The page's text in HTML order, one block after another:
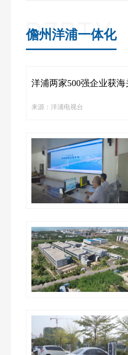
儋州洋浦一体化
洋浦两家500强企业获
来源：洋浦电视台